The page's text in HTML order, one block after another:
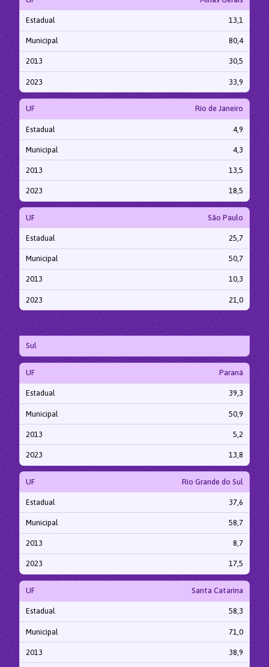
Estadual 13,1
Municipal 80,4
2013 30,5
2023 33,9
UF Rio de Janeiro
Estadual 4,9
Municipal 4,3
2013 13,5
2023 18,5
UF São Paulo
Estadual 25,7
Municipal 50,7
2013 10,3
2023 21,0
Sul
UF Paraná
Estadual 39,3
Municipal 50,9
2013 5,2
2023 13,8
UF Rio Grande do Sul
Estadual 37,6
Municipal 58,7
2013 8,7
2023 17,5
UF Santa Catarina
Estadual 58,3
Municipal 71,0
2013 38,9